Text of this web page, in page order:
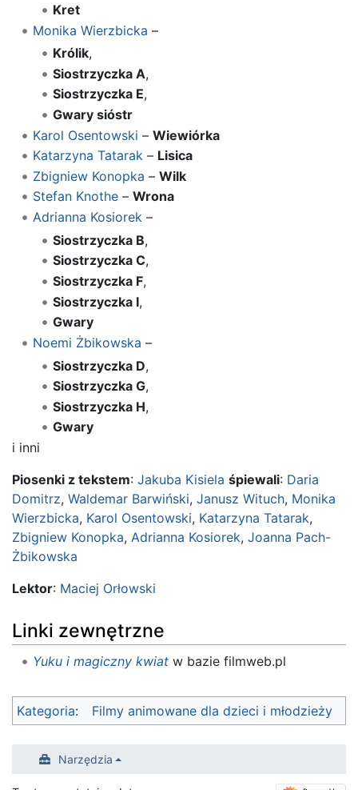
Kret
Monika Wierzbicka –
Królik,
Siostrzyczka A,
Siostrzyczka E,
Gwary sióstr
Karol Osentowski – Wiewiórka
Katarzyna Tatarak– Lisica
Zbigniew Konopka – Wilk
Stefan Knothe– Wrona
Adrianna Kosiorek–
Siostrzyczka B,
Siostrzyczka C,
Siostrzyczka F,
Siostrzyczka I,
Gwary
Noemi Żbikowska –
Siostrzyczka D,
Siostrzyczka G,
Siostrzyczka H,
Gwary
i inni
Piosenki z tekstem: Jakuba Kisiela śpiewali: Daria
Domitrz, Waldemar Barwiński, Janusz Wituch, Monika
Wierzbicka, Karol Osentowski, Katarzyna Tatarak,
Zbigniew Konopka, Adrianna Kosiorek, Joanna Pach-
Żbikowska
Lektor: Maciej Orłowski
Linki zewnętrzne
Yuku i magiczny kwiatw bazie filmweb.pl
Kategoria: Filmy animowane dla dzieci i młodzieży
Narzędzia